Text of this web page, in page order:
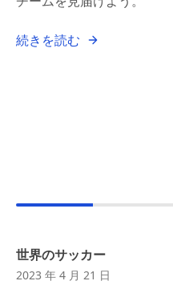
続きを読む
世界のサッカー
2023 年 4 月 21 日